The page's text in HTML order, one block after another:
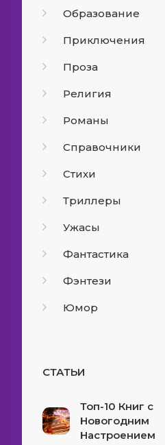
Образование
Приключения
Проза
Религия
Романы
Справочники
Стихи
Триллеры
Ужасы
Фантастика
Фэнтези
Юмор
СТАТЬИ
Топ-10 Книг с
Новогодним
Настроением